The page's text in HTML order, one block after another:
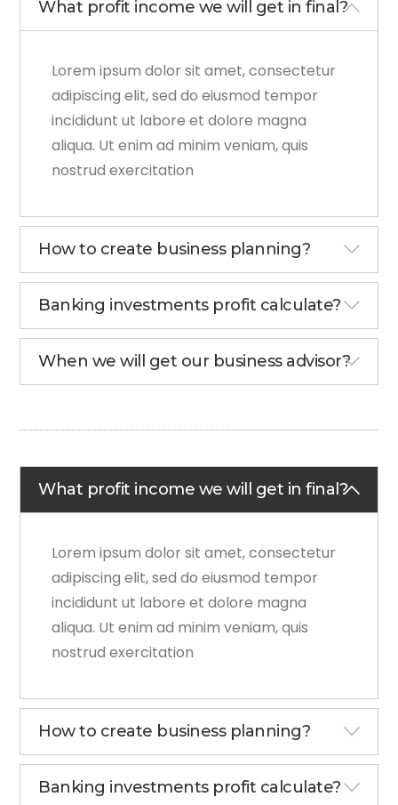
What profit income we will get in final?
Lorem ipsum dolor sit amet, consectetur
adipiscing elit, sed do eiusmod tempor
incididunt ut labore et dolore magna
aliqua. Ut enim ad minim veniam, quis
nostrud exercitation
How to create business planning?
Banking investments profit calculate?
When we will get our business advisor?
What profit income we will get in final?
Lorem ipsum dolor sit amet, consectetur
adipiscing elit, sed do eiusmod tempor
incididunt ut labore et dolore magna
aliqua. Ut enim ad minim veniam, quis
nostrud exercitation
How to create business planning?
Banking investments profit calculate?